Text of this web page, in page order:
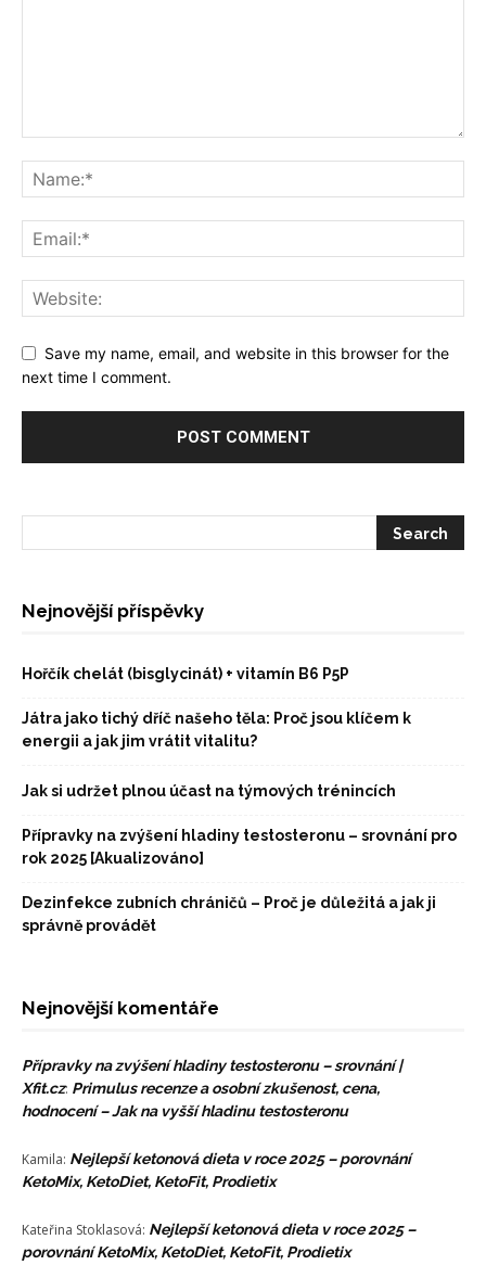
Save my name, email, and website in this browser for the
next time I comment.
Nejnovější příspěvky
Hořčík chelát (bisglycinát) + vitamín B6 P5P
Játra jako tichý dříč našeho těla: Proč jsou klíčem k
energii a jak jim vrátit vitalitu?
Jak si udržet plnou účast na týmových trénincích
Přípravky na zvýšení hladiny testosteronu – srovnání pro
rok 2025 [Akualizováno]
Dezinfekce zubních chráničů – Proč je důležitá a jak ji
správně provádět
Nejnovější komentáře
Přípravky na zvýšení hladiny testosteronu – srovnání |
Xfit.cz: Primulus recenze a osobní zkušenost, cena,
hodnocení – Jak na vyšší hladinu testosteronu
Kamila: Nejlepší ketonová dieta v roce 2025 – porovnání
KetoMix, KetoDiet, KetoFit, Prodietix
Kateřina Stoklasová: Nejlepší ketonová dieta v roce 2025 –
porovnání KetoMix, KetoDiet, KetoFit, Prodietix